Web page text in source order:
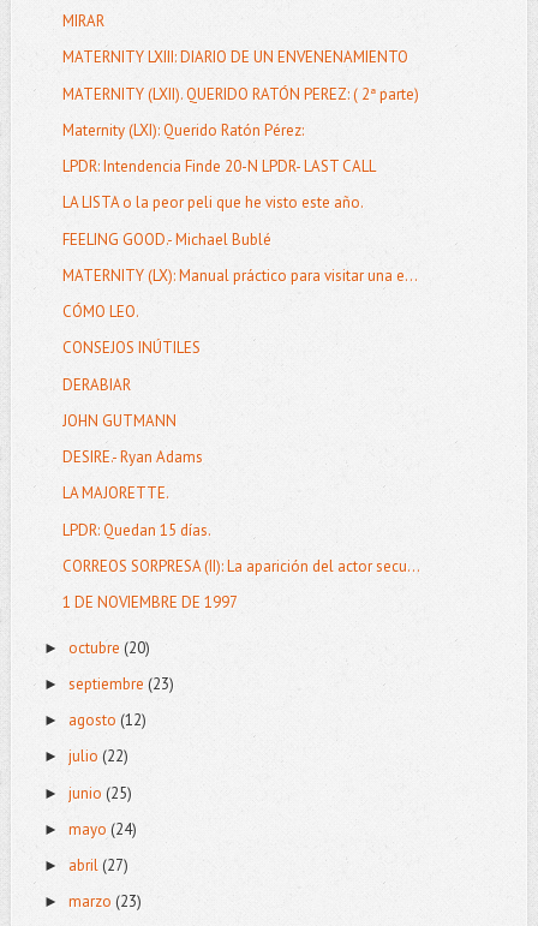
MIRAR
MATERNITY LXIII: DIARIO DE UN ENVENENAMIENTO
MATERNITY (LXII). QUERIDO RATÓN PEREZ: ( 2ª parte)
Maternity (LXI): Querido Ratón Pérez:
LPDR: Intendencia Finde 20-N LPDR- LAST CALL
LA LISTA o la peor peli que he visto este año.
FEELING GOOD.- Michael Bublé
MATERNITY (LX): Manual práctico para visitar una e...
CÓMO LEO.
CONSEJOS INÚTILES
DERABIAR
JOHN GUTMANN
DESIRE.- Ryan Adams
LA MAJORETTE.
LPDR: Quedan 15 días.
CORREOS SORPRESA (II): La aparición del actor secu...
1 DE NOVIEMBRE DE 1997
► octubre (20)
► septiembre (23)
► agosto (12)
► julio (22)
► junio (25)
► mayo (24)
► abril (27)
► marzo (23)